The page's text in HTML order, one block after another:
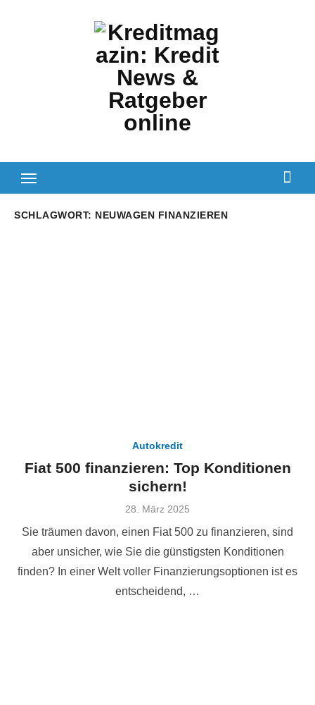
SCHLAGWORT: NEUWAGEN FINANZIEREN
Autokredit
Fiat 500 finanzieren: Top Konditionen
sichern!
Veröffentlicht
28. März 2025
Sie träumen davon, einen Fiat 500 zu finanzieren, sind
aber unsicher, wie Sie die günstigsten Konditionen
finden? In einer Welt voller Finanzierungsoptionen ist es
entscheidend, …